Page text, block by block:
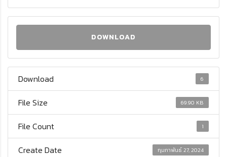
DOWNLOAD
Download 6
File Size 69.90 KB
File Count 1
Create Date กุมภาพันธ์ 27, 2024